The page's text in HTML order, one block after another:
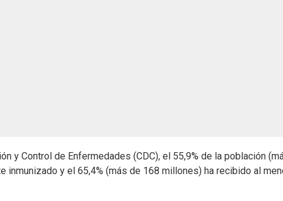
y Control de Enfermedades (CDC), el 55,9% de la población
y el 65,4% (más de 168 millones) ha recibido al